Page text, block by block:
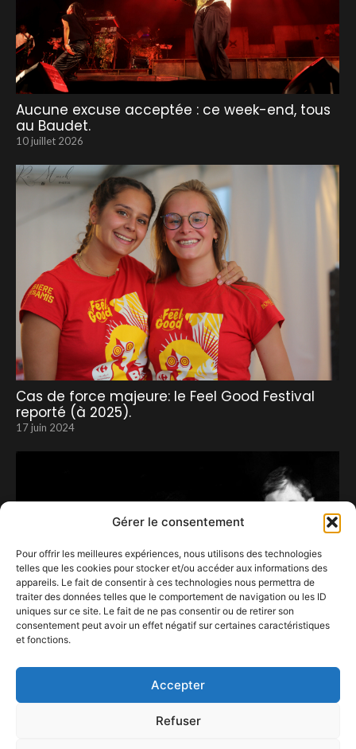
Gérer le consentement
Pour offrir les meilleures expériences, nous utilisons des technologies
telles que les cookies pour stocker et/ou accéder aux informations des
appareils. Le fait de consentir à ces technologies nous permettra de
traiter des données telles que le comportement de navigation ou les ID
uniques sur ce site. Le fait de ne pas consentir ou de retirer son
consentement peut avoir un effet négatif sur certaines caractéristiques
et fonctions.
Accepter
Refuser
Aucune excuse acceptée : ce week-end, tous
au Baudet.
10 juillet 2026
Cas de force majeure: le Feel Good Festival
reporté (à 2025).
17 juin 2024
23 février 2024